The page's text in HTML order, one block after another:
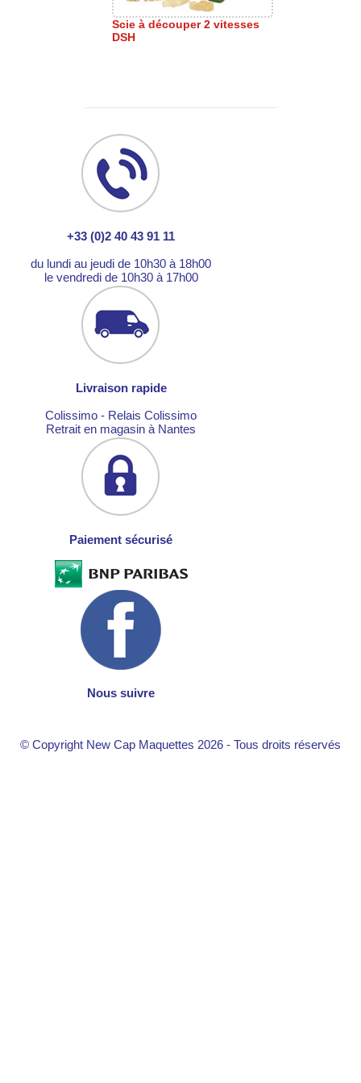
Scie à découper 2 vitesses
DSH
+33 (0)2 40 43 91 11
du lundi au jeudi de 10h30 à 18h00
le vendredi de 10h30 à 17h00
Livraison rapide
Colissimo - Relais Colissimo
Retrait en magasin à Nantes
Paiement sécurisé
Nous suivre
© Copyright New Cap Maquettes 2026 - Tous droits réservés